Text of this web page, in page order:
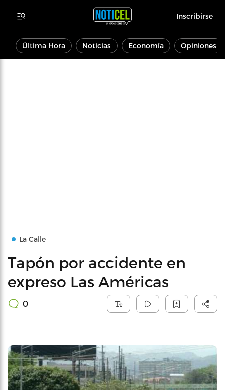
Inscribirse
Última Hora Noticias Economía Opiniones
La Calle
Tapón por accidente en
expreso Las Américas
0